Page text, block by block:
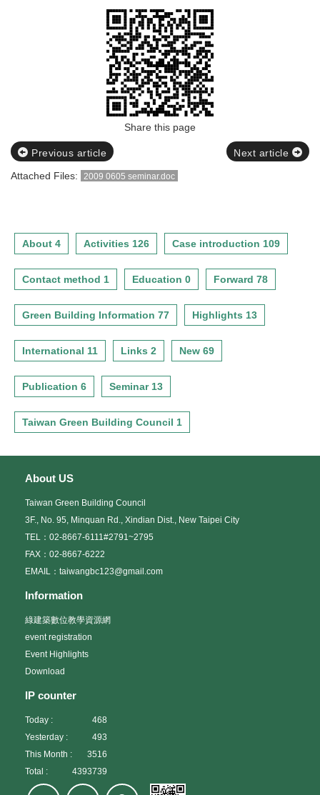
Share this page
Previous article
Next article
Attached Files:
2009 0605 seminar.doc
About 4 Activities 126 Case introduction 109
Contact method 1 Education 0 Forward 78
Green Building Information 77 Highlights 13
International 11 Links 2 New 69
Publication 6 Seminar 13
Taiwan Green Building Council 1
About US
Taiwan Green Building Council
3F., No. 95, Minquan Rd., Xindian Dist., New Taipei City
TEL：02-8667-6111#2791~2795
FAX：02-8667-6222
EMAIL：taiwangbc123@gmail.com
Information
綠建築數位教學資源網
event registration
Event Highlights
Download
IP counter
Today :
468
Yesterday :
493
This Month :
3516
Total :
4393739